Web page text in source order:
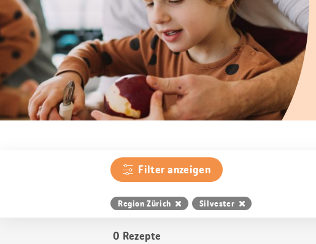
Filter anzeigen
Region Zürich Silvester
0 Rezepte